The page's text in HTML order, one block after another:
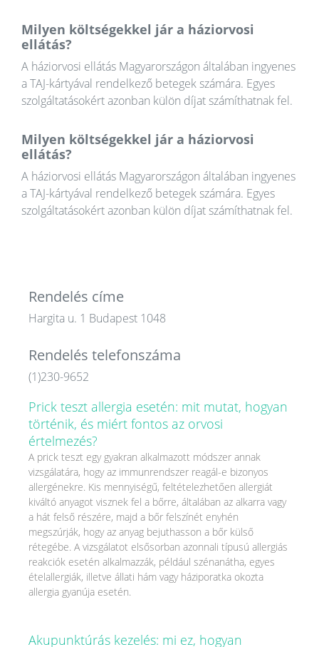
Milyen költségekkel jár a háziorvosi
ellátás?
A háziorvosi ellátás Magyarországon általában ingyenes
a TAJ-kártyával rendelkező betegek számára. Egyes
szolgáltatásokért azonban külön díjat számíthatnak fel.
Milyen költségekkel jár a háziorvosi
ellátás?
A háziorvosi ellátás Magyarországon általában ingyenes
a TAJ-kártyával rendelkező betegek számára. Egyes
szolgáltatásokért azonban külön díjat számíthatnak fel.
Rendelés címe
Hargita u. 1 Budapest 1048
Rendelés telefonszáma
(1)230-9652
Prick teszt allergia esetén: mit mutat, hogyan
történik, és miért fontos az orvosi
értelmezés?
A prick teszt egy gyakran alkalmazott módszer annak
vizsgálatára, hogy az immunrendszer reagál-e bizonyos
allergénekre. Kis mennyiségű, feltételezhetően allergiát
kiváltó anyagot visznek fel a bőrre, általában az alkarra vagy
a hát felső részére, majd a bőr felszínét enyhén
megszúrják, hogy az anyag bejuthasson a bőr külső
rétegébe. A vizsgálatot elsősorban azonnali típusú allergiás
reakciók esetén alkalmazzák, például szénanátha, egyes
ételallergiák, illetve állati hám vagy háziporatka okozta
allergia gyanúja esetén.
Akupunktúrás kezelés: mi ez, hogyan